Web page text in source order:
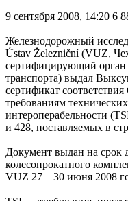
9 сентября 2008, 14:20 6
Железнодорожный
Ústav Železniční (VUZ,
сертифицирующий орган
транспорта) выдал
сертификат
требованиям
интероперабельности
и 428, поставляемых в
Документ выдан на срок
колесопрокатного
VUZ 27—30 июня 2008